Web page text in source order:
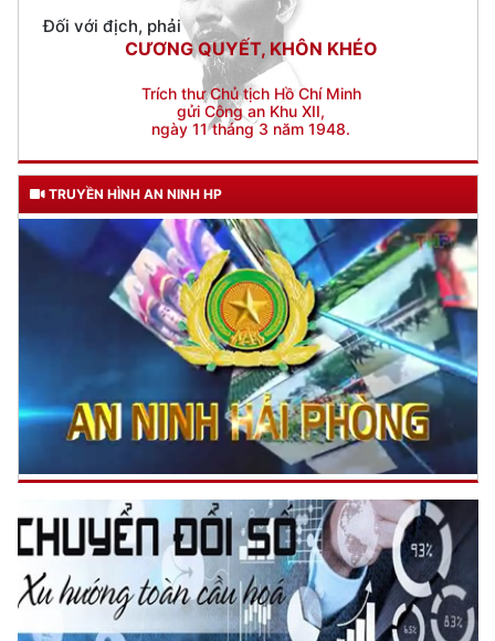
Trích thư Chủ tịch Hồ Chí Minh
gửi Công an Khu XII,
ngày 11 tháng 3 năm 1948.
TRUYỀN HÌNH AN NINH HP